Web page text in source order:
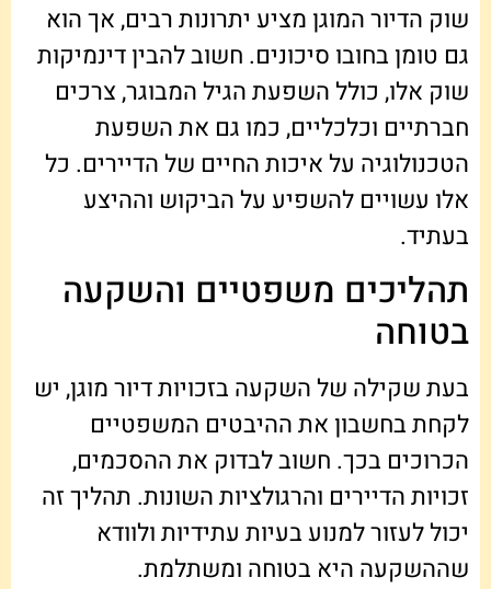
שוק הדיור המוגן מציע יתרונות רבים, אך הוא
גם טומן בחובו סיכונים. חשוב להבין דינמיקות
שוק אלו, כולל השפעת הגיל המבוגר, צרכים
חברתיים וכלכליים, כמו גם את השפעת
הטכנולוגיה על איכות החיים של הדיירים. כל
אלו עשויים להשפיע על הביקוש וההיצע
בעתיד.
תהליכים משפטיים והשקעה
בטוחה
בעת שקילה של השקעה בזכויות דיור מוגן, יש
לקחת בחשבון את ההיבטים המשפטיים
הכרוכים בכך. חשוב לבדוק את ההסכמים,
זכויות הדיירים והרגולציות השונות. תהליך זה
יכול לעזור למנוע בעיות עתידיות ולוודא
שההשקעה היא בטוחה ומשתלמת.